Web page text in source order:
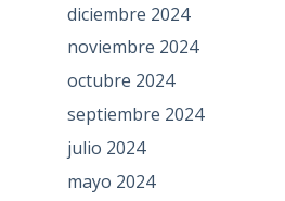
diciembre 2024
noviembre 2024
octubre 2024
septiembre 2024
julio 2024
mayo 2024